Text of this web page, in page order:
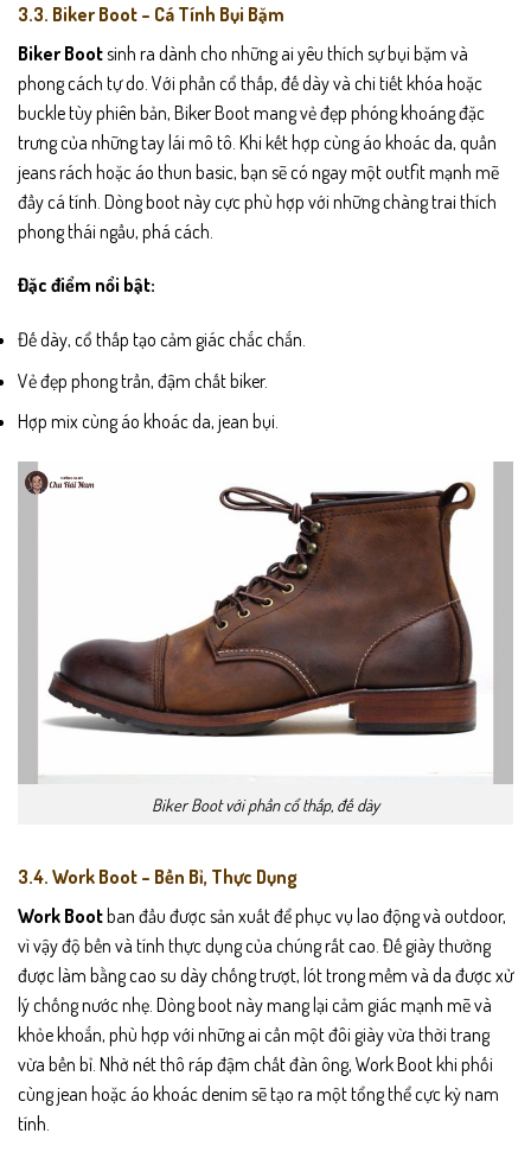
3.3. Biker Boot – Cá Tính Bụi Bặm
Biker Bootsinh ra dành cho những ai yêu thích sự bụi bặm và
phong cách tự do. Với phần cổ thấp, đế dày và chi tiết khóa hoặc
buckle tùy phiên bản, Biker Boot mang vẻ đẹp phóng khoáng đặc
trưng của những tay lái mô tô. Khi kết hợp cùng áo khoác da, quần
jeans rách hoặc áo thun basic, bạn sẽ có ngay một outfit mạnh mẽ
đầy cá tính. Dòng boot này cực phù hợp với những chàng trai thích
phong thái ngầu, phá cách.
Đặc điểm nổi bật:
Đế dày, cổ thấp tạo cảm giác chắc chắn.
Vẻ đẹp phong trần, đậm chất biker.
Hợp mix cùng áo khoác da, jean bụi.
Biker Boot với phần cổ thấp, đế dày
3.4. Work Boot – Bền Bỉ, Thực Dụng
Work Boot ban đầu được sản xuất để phục vụ lao động và outdoor,
vì vậy độ bền và tính thực dụng của chúng rất cao. Đế giày thường
được làm bằng cao su dày chống trượt, lót trong mềm và da được xử
lý chống nước nhẹ. Dòng boot này mang lại cảm giác mạnh mẽ và
khỏe khoắn, phù hợp với những ai cần một đôi giày vừa thời trang
vừa bền bỉ. Nhờ nét thô ráp đậm chất đàn ông, Work Boot khi phối
cùng jean hoặc áo khoác denim sẽ tạo ra một tổng thể cực kỳ nam
tính.